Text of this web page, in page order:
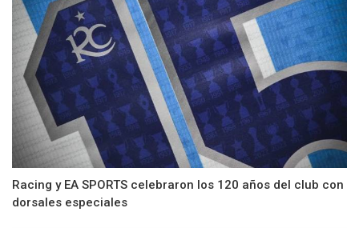
Racing y EA SPORTS celebraron los 120 años del club con
dorsales especiales